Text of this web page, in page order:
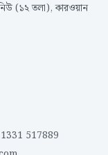
(১২ তলা), কারওয়ান
517889